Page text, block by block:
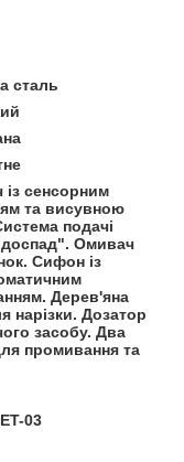
сталь
із сенсорним
та висувною
подачі
Омивач
Сифон із
Дерев'яна
нарізки. Дозатор
засобу. Два
промивання та
03